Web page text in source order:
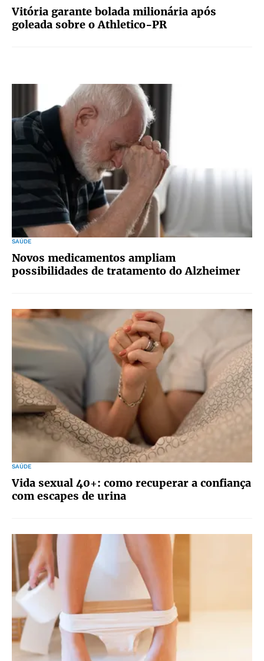
Vitória garante bolada milionária após
goleada sobre o Athletico-PR
SAÚDE
Novos medicamentos ampliam
possibilidades de tratamento do Alzheimer
SAÚDE
Vida sexual 40+: como recuperar a confiança
com escapes de urina